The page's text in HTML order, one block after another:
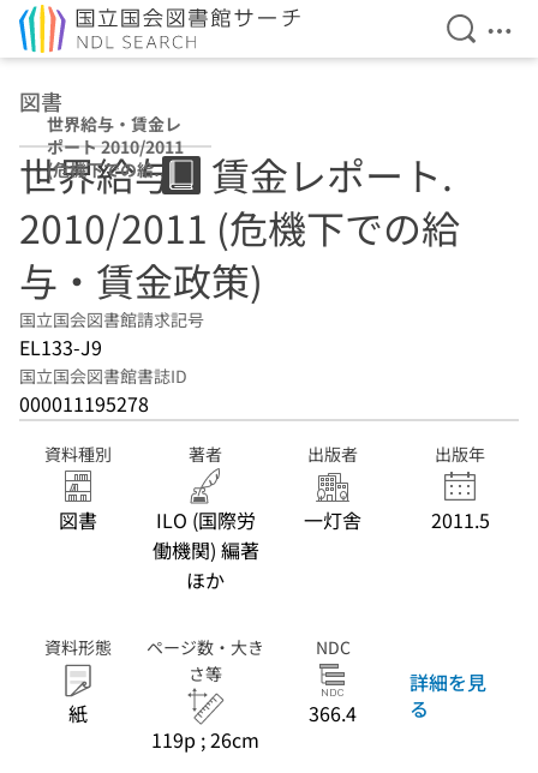
検索を
メ
図書
世界給与・賃金レ
ポート 2010/2011
(危機下での給
与・賃金政策)
世界給与・賃金レポート.
2010/2011 (危機下での給
与・賃金政策)
国立国会図書館請求記号
EL133-J9
国立国会図書館書誌ID
000011195278
資料種別
図書
著者
ILO (国際労
働機関) 編著
ほか
出版者
一灯舎
出版年
2011.5
資料形態
紙
ページ数・大き
さ等
119p ; 26cm
NDC
366.4
詳細を見
る